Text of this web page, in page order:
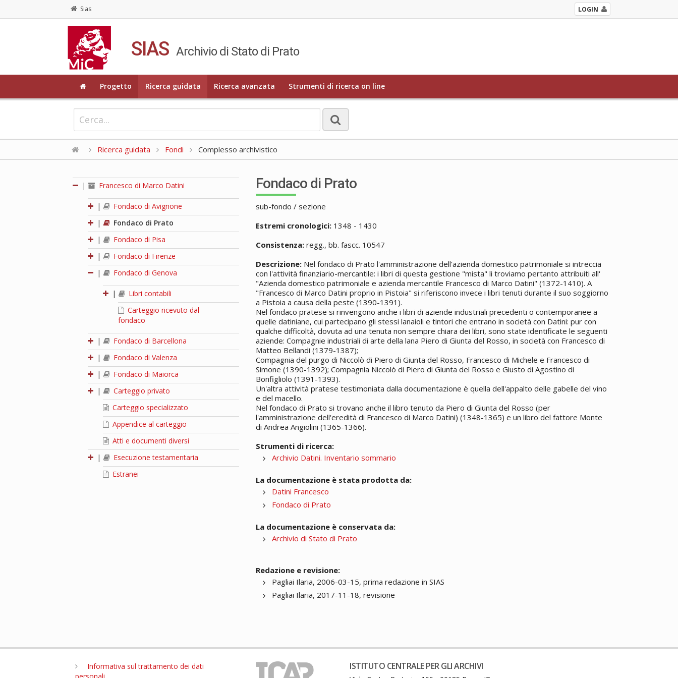
Sias LOGIN
SIAS Archivio di Stato di Prato
Progetto Ricerca guidata Ricerca avanzata Strumenti di ricerca on line
Ricerca guidata Fondi Complesso archivistico
| Francesco di Marco Datini
|
Fondaco di Avignone
|
Fondaco di Prato
|
Fondaco di Pisa
|
Fondaco di Firenze
|
Fondaco di Genova
|
Libri contabili
Carteggio ricevuto dal
fondaco
|
Fondaco di Barcellona
|
Fondaco di Valenza
|
Fondaco di Maiorca
|
Carteggio privato
Carteggio specializzato
Appendice al carteggio
Atti e documenti diversi
|
Esecuzione testamentaria
Estranei
Fondaco di Prato
sub-fondo / sezione
Estremi cronologici: 1348 - 1430
Consistenza: regg., bb. fascc. 10547
Descrizione: Nel fondaco di Prato l'amministrazione dell'azienda domestico patrimoniale si intreccia
con l'attività finanziario-mercantile: i libri di questa gestione "mista" li troviamo pertanto attribuiti all'
"Azienda domestico patrimoniale e azienda mercantile Francesco di Marco Datini" (1372-1410). A
"Francesco di Marco Datini proprio in Pistoia" si riferiscono invece i libri tenuti durante il suo soggiorno
a Pistoia a causa della peste (1390-1391).
Nel fondaco pratese si rinvengono anche i libri di aziende industriali precedenti o contemporanee a
quelle datiniane, cui partecipano gli stessi lanaioli e tintori che entrano in società con Datini: pur con
qualche difficoltà, dovuta ad una tenuta non sempre chiara dei libri, sono state identificate le seguenti
aziende: Compagnie industriali di arte della lana Piero di Giunta del Rosso, in società con Francesco di
Matteo Bellandi (1379-1387);
Compagnia del purgo di Niccolò di Piero di Giunta del Rosso, Francesco di Michele e Francesco di
Simone (1390-1392); Compagnia Niccolò di Piero di Giunta del Rosso e Giusto di Agostino di
Bonfigliolo (1391-1393).
Un'altra attività pratese testimoniata dalla documentazione è quella dell'appalto delle gabelle del vino
e del macello.
Nel fondaco di Prato si trovano anche il libro tenuto da Piero di Giunta del Rosso (per
l'amministrazione dell'eredità di Francesco di Marco Datini) (1348-1365) e un libro del fattore Monte
di Andrea Angiolini (1365-1366).
Strumenti di ricerca:
Archivio Datini. Inventario sommario
La documentazione è stata prodotta da:
Datini Francesco
Fondaco di Prato
La documentazione è conservata da:
Archivio di Stato di Prato
Redazione e revisione:
Pagliai Ilaria, 2006-03-15, prima redazione in SIAS
Pagliai Ilaria, 2017-11-18, revisione
Informativa sul trattamento dei dati
ISTITUTO CENTRALE PER GLI ARCHIVI